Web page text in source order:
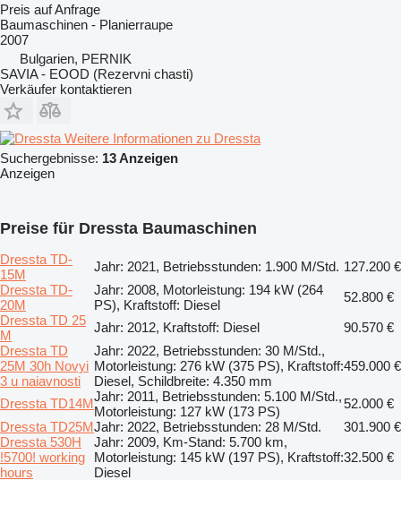
Preis auf Anfrage
Baumaschinen - Planierraupe
2007
Bulgarien, PERNIK
SAVIA - EOOD (Rezervni chasti)
Verkäufer kontaktieren
Weitere Informationen zu Dressta
Suchergebnisse: 13 Anzeigen
Anzeigen
Preise für Dressta Baumaschinen
Dressta TD-
15M
Jahr: 2021, Betriebsstunden: 1.900 M/Std. 127.200 €
Dressta TD-
20M
Jahr: 2008, Motorleistung: 194 kW (264
PS), Kraftstoff: Diesel
52.800 €
Dressta TD 25
M
Jahr: 2012, Kraftstoff: Diesel
90.570 €
Dressta TD
25M 30h Novyi
3 u naiavnosti
Jahr: 2022, Betriebsstunden: 30 M/Std.,
Motorleistung: 276 kW (375 PS), Kraftstoff:
Diesel, Schildbreite: 4.350 mm
459.000 €
Dressta TD14MJahr: 2011, Betriebsstunden: 5.100 M/Std.,
Motorleistung: 127 kW (173 PS)
52.000 €
Dressta TD25MJahr: 2022, Betriebsstunden: 28 M/Std.
301.900 €
Dressta 530H
!5700! working
hours
Jahr: 2009, Km-Stand: 5.700 km,
Motorleistung: 145 kW (197 PS), Kraftstoff:
Diesel
32.500 €